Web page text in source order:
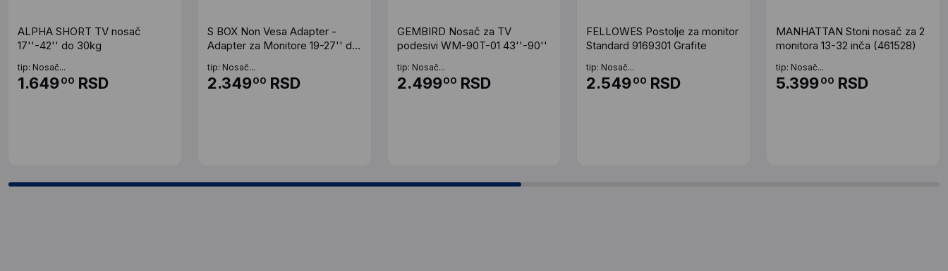
ALPHA SHORT TV nosač
17''-42'' do 30kg
tip: Nosač...
1.64900 RSD
S BOX Non Vesa Adapter -
Adapter za Monitore 19-27'' do
tip: Nosač...
2.34900 RSD
GEMBIRD Nosač za TV
podesivi WM-90T-01 43''-90''
tip: Nosač...
2.49900 RSD
FELLOWES Postolje za monitor
Standard 9169301 Grafite
tip: Nosač...
2.54900 RSD
MANHATTAN Stoni nosač za 2
monitora 13-32 inča (461528)
tip: Nosač...
5.39900 RSD